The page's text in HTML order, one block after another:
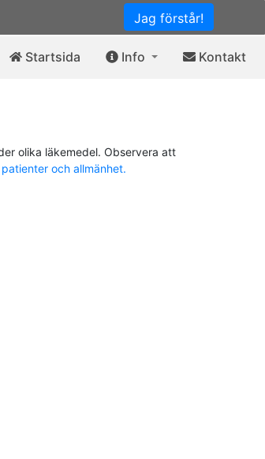
Jag förstår!
Startsida Info Kontakt
olika läkemedel. Observera att
och allmänhet.